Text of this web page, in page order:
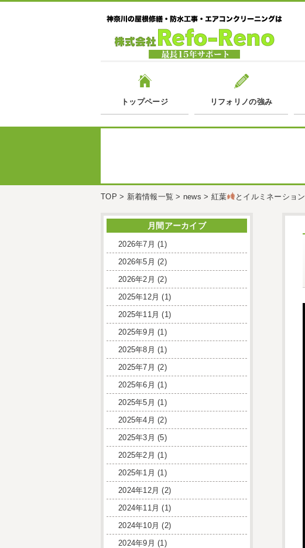
トップページ リフォリノの強み
TOP > 新着情報一覧 > news > 紅葉 とイルミネーション
月間アーカイブ
2026年7月 (1)
2026年5月 (2)
2026年2月 (2)
2025年12月 (1)
2025年11月 (1)
2025年9月 (1)
2025年8月 (1)
2025年7月 (2)
2025年6月 (1)
2025年5月 (1)
2025年4月 (2)
2025年3月 (5)
2025年2月 (1)
2025年1月 (1)
2024年12月 (2)
2024年11月 (1)
2024年10月 (2)
2024年9月 (1)